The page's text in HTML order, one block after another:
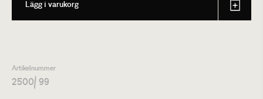
Lägg i varukorg
Artikelnummer
2500/ 99